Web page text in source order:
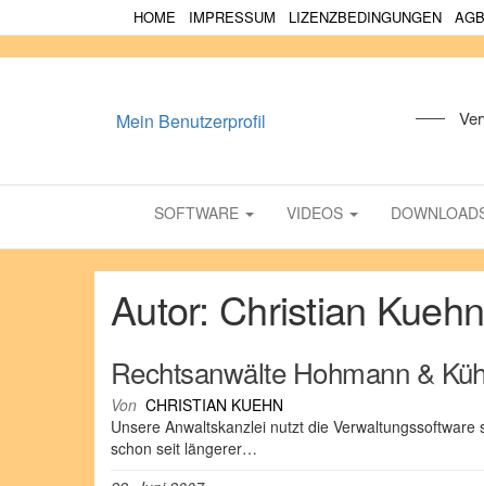
HOME IMPRESSUM LIZENZBEDINGUNGEN AGB
Mein Benutzerprofil
SOFTWARE VIDEOS
Autor: Christian Kuehn
Rechtsanwälte Hohmann &
Von CHRISTIAN KUEHN
Unsere Anwaltskanzlei nutzt die
schon seit längerer…